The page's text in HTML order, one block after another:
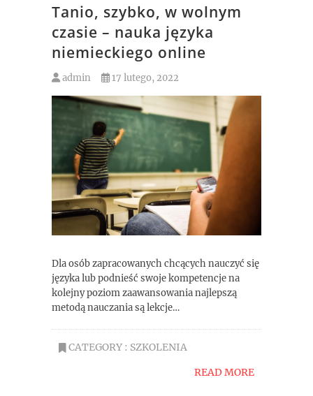
Tanio, szybko, w wolnym
czasie – nauka języka
niemieckiego online
admin 17 lutego, 2022
Dla osób zapracowanych chcących nauczyć się
języka lub podnieść swoje kompetencje na
kolejny poziom zaawansowania najlepszą
metodą nauczania są lekcje…
CATEGORY : SZKOLENIA
READ MORE